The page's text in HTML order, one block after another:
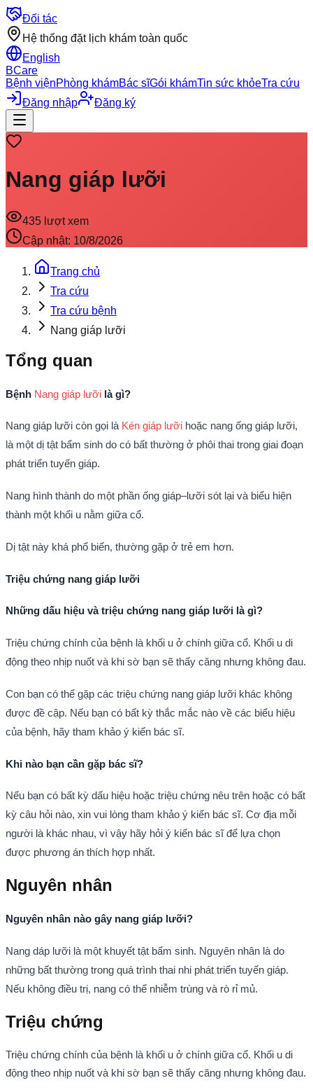
Đối tác
Hệ thống đặt lịch khám toàn quốc
English
BCare
Bệnh việnPhòng khámBác sĩGói khámTin sức khỏeTra cứu
Đăng nhập
Đăng ký
Nang giáp lưỡi
435 lượt xem
Cập nhật: 10/8/2026
Trang chủ
Tra cứu
Tra cứu bệnh
Nang giáp lưỡi
Tổng quan
Bệnh Nang giáp lưỡi là gì?
Nang giáp lưỡi còn gọi làKén giáp lưỡi hoặc nang ống giáp lưỡi,
là một dị tật bẩm sinh do có bất thường ở phôi thai trong giai đoạn
phát triển tuyến giáp.
Nang hình thành do một phần ống giáp–lưỡi sót lại và biểu hiện
thành một khối u nằm giữa cổ.
Dị tật này khá phổ biến, thường gặp ở trẻ em hơn.
Triệu chứng nang giáp lưỡi
Những dấu hiệu và triệu chứng nang giáp lưỡi là gì?
Triệu chứng chính của bệnh là khối u ở chính giữa cổ. Khối u di
động theo nhịp nuốt và khi sờ bạn sẽ thấy căng nhưng không đau.
Con bạn có thể gặp các triệu chứng nang giáp lưỡi khác không
được đề cập. Nếu bạn có bất kỳ thắc mắc nào về các biểu hiệu
của bệnh, hãy tham khảo ý kiến bác sĩ.
Khi nào bạn cần gặp bác sĩ?
Nếu bạn có bất kỳ dấu hiệu hoặc triệu chứng nêu trên hoặc có bất
kỳ câu hỏi nào, xin vui lòng tham khảo ý kiến bác sĩ. Cơ địa mỗi
người là khác nhau, vì vậy hãy hỏi ý kiến bác sĩ để lựa chọn
được phương án thích hợp nhất.
Nguyên nhân
Nguyên nhân nào gây nang giáp lưỡi?
Nang dáp lưỡi là một khuyết tật bẩm sinh. Nguyên nhân là do
những bất thường trong quá trình thai nhi phát triển tuyến giáp.
Nếu không điều trị, nang có thể nhiễm trùng và rò rỉ mủ.
Triệu chứng
Triệu chứng chính của bệnh là khối u ở chính giữa cổ. Khối u di
động theo nhịp nuốt và khi sờ bạn sẽ thấy căng nhưng không đau.